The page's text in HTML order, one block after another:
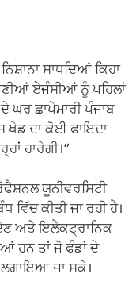
ਸਾਧਦਿਆਂ ਕਿਹਾ
ਏਜੰਸੀਆਂ ਨੂੰ ਪਹਿਲਾਂ
ਘਰ ਛਾਪੇਮਾਰੀ ਪੰਜਾਬ
ਖੇਡ ਦਾ ਕੋਈ ਫਾਇਦਾ
ਹਾਰੇਗੀ।”
ਯੂਨੀਵਰਸਿਟੀ
ਵਿੱਚ ਕੀਤੀ ਜਾ ਰਹੀ ਹੈ।
ਅਤੇ ਇਲੈਕਟ੍ਰਾਨਿਕ
ਹਨ ਤਾਂ ਜੋ ਫੰਡਾਂ ਦੇ
ਲਗਾਇਆ ਜਾ ਸਕੇ।